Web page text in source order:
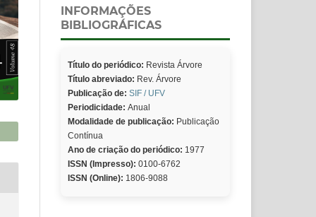
INFORMAÇÕES
BIBLIOGRÁFICAS
Título do periódico: Revista Árvore
Título abreviado: Rev. Árvore
Publicação de: SIF / UFV
Periodicidade: Anual
Modalidade de publicação: Publicação
Contínua
Ano de criação do periódico: 1977
ISSN (Impresso): 0100-6762
ISSN (Online): 1806-9088